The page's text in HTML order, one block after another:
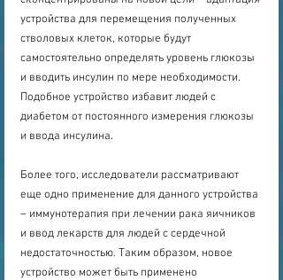
устройства для перемещения полученных
стволовых клеток, которые будут
самостоятельно определять уровень глюкозы
и вводить инсулин по мере необходимости.
Подобное устройство избавит людей с
диабетом от постоянного измерения глюкозы
и ввода инсулина.
Более того, исследователи рассматривают
еще одно применение для данного устройства
– иммунотерапия при лечении рака яичников
и ввод лекарств для людей с сердечной
недостаточностью. Таким образом, новое
устройство может быть применено